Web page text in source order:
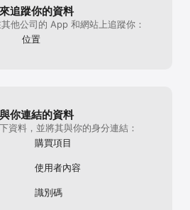
元件
StandBy、靈動島與實時活動功能，還
小元件，為你的桌面增添平靜體驗。
衡呼吸與 4-7-8 兩種呼吸模式
在潮汐的點滴時光
邊聽歌一邊聆聽大自然
追蹤你的資料
他公司的 App 和網站上追蹤你：
位置
你連結的資料
資料，並將其與你的身分連結：
購買項目
使用者內容
識別碼